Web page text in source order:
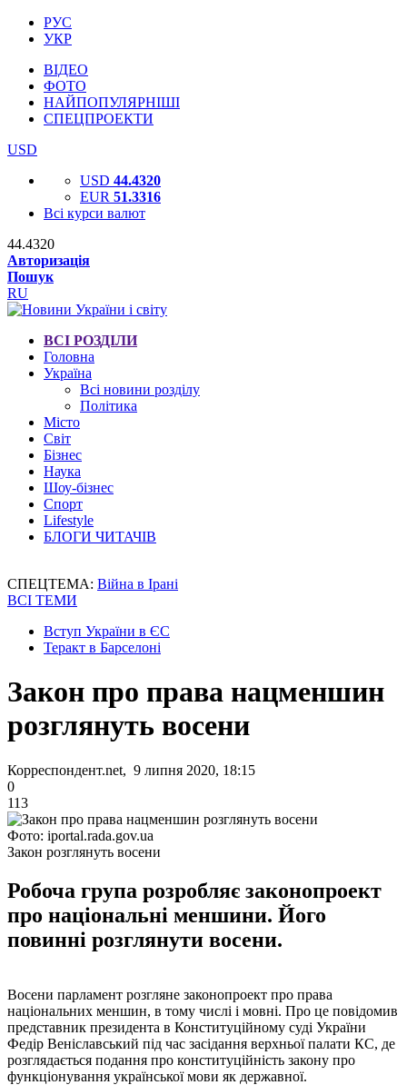
РУС
УКР
ВІДЕО
ФОТО
НАЙПОПУЛЯРНІШІ
СПЕЦПРОЕКТИ
USD
USD 44.4320
EUR 51.3316
Всі курси валют
44.4320
Авторизація
Пошук
RU
ВСІ РОЗДІЛИ
Головна
Україна
Всі новини розділу
Політика
Місто
Світ
Бізнес
Наука
Шоу-бізнес
Спорт
Lifestyle
БЛОГИ ЧИТАЧІВ
СПЕЦТЕМА: Війна в Ірані
ВСІ ТЕМИ
Вступ України в ЄС
Теракт в Барселоні
Закон про права нацменшин
розглянуть восени
Корреспондент.net, 9 липня 2020, 18:15
0
113
Фото: iportal.rada.gov.ua
Закон розглянуть восени
Робоча група розробляє законопроект
про національні меншини. Його
повинні розглянути восени.
Восени парламент розгляне законопроект про права
національних меншин, в тому числі і мовні. Про це повідомив
представник президента в Конституційному суді України
Федір Веніславський під час засідання верхньої палати КС, де
розглядається подання про конституційність закону про
функціонування української мови як державної.